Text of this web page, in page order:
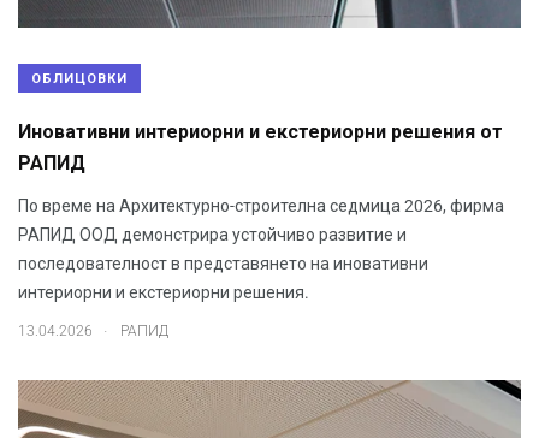
ОБЛИЦОВКИ
Иновативни интериорни и екстериорни решения от
РАПИД
По време на Архитектурно-строителна седмица 2026, фирма
РАПИД ООД демонстрира устойчиво развитие и
последователност в представянето на иновативни
интериорни и екстериорни решения.
13.04.2026 . РАПИД